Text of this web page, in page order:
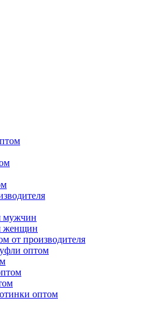
мужчин
женщин
от производителя
оптом
оптом